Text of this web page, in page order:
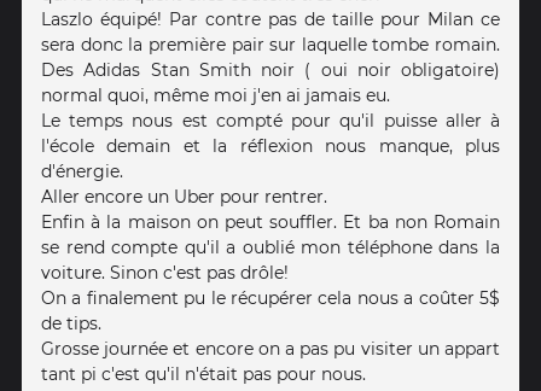
Laszlo équipé! Par contre pas de taille pour Milan ce
sera donc la première pair sur laquelle tombe romain.
Des Adidas Stan Smith noir ( oui noir obligatoire)
normal quoi, même moi j'en ai jamais eu.
Le temps nous est compté pour qu'il puisse aller à
l'école demain et la réflexion nous manque, plus
d'énergie.
Aller encore un Uber pour rentrer.
Enfin à la maison on peut souffler. Et ba non Romain
se rend compte qu'il a oublié mon téléphone dans la
voiture. Sinon c'est pas drôle!
On a finalement pu le récupérer cela nous a coûter 5$
de tips.
Grosse journée et encore on a pas pu visiter un appart
tant pi c'est qu'il n'était pas pour nous.